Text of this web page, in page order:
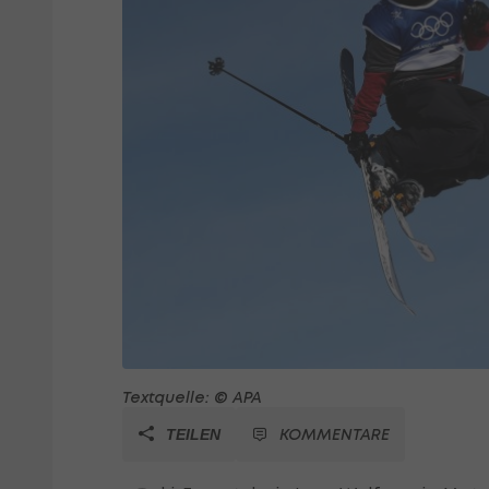
Textquelle: © APA
TEILEN KOMMENTARE